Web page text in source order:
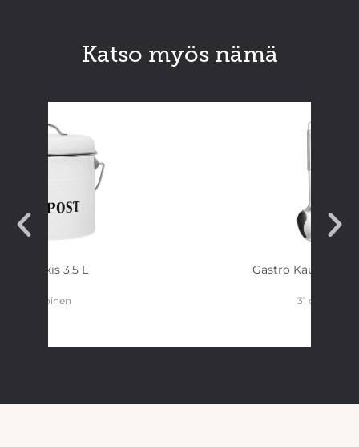
Katso myös nämä
Bioroskis 3,5 L
valkoinen
Gastro Kauha
31 cm